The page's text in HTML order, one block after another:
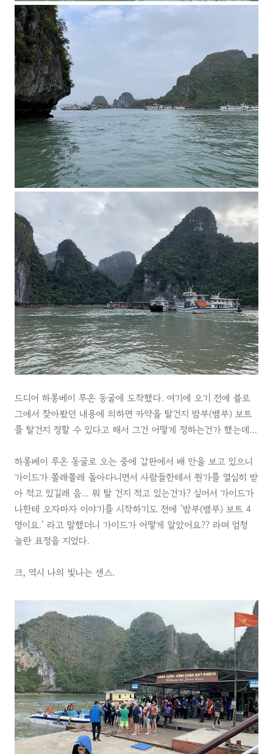
드디어 하롱베이 루온 동굴에 도착했다. 여기에 오기 전에 블로
그에서 찾아봤던 내용에 의하면 카약을 탈건지 밤부(뱀부) 보트
를 탈건지 정할 수 있다고 해서 그건 어떻게 정하는건가 했는데...
하롱베이 루온 동굴로 오는 중에 갑판에서 배 안을 보고 있으니
가이드가 쫄래쫄래 돌아다니면서 사람들한테서 뭔가를 열심히 받
아 적고 있길래 음... 뭐 탈 건지 적고 있는건가? 싶어서 가이드가
나한테 오자마자 이야기를 시작하기도 전에 '밤부(뱀부) 보트 4
명이요.' 라고 말했더니 가이드가 어떻게 알았어요?? 라며 엄청
놀란 표정을 지었다.
크, 역시 나의 빛나는 센스.